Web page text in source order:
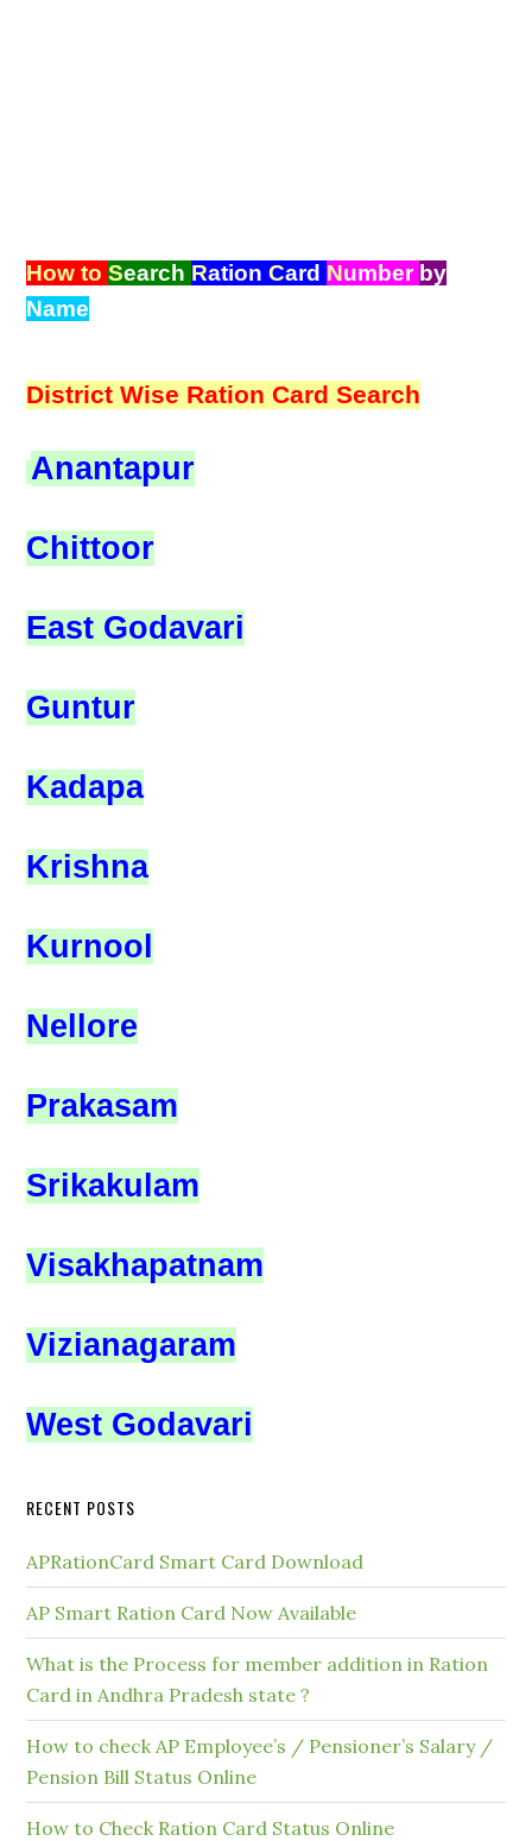
How toSearch RationCard Number by
Name
District Wise Ration Card Search
Anantapur
Chittoor
East Godavari
Guntur
Kadapa
Krishna
Kurnool
Nellore
Prakasam
Srikakulam
Visakhapatnam
Vizianagaram
West Godavari
RECENT POSTS
APRationCard Smart Card Download
AP Smart Ration Card Now Available
What is the Process for member addition in Ration
Card in Andhra Pradesh state ?
How to check AP Employee’s / Pensioner’s Salary /
Pension Bill Status Online
How to Check Ration Card Status Online